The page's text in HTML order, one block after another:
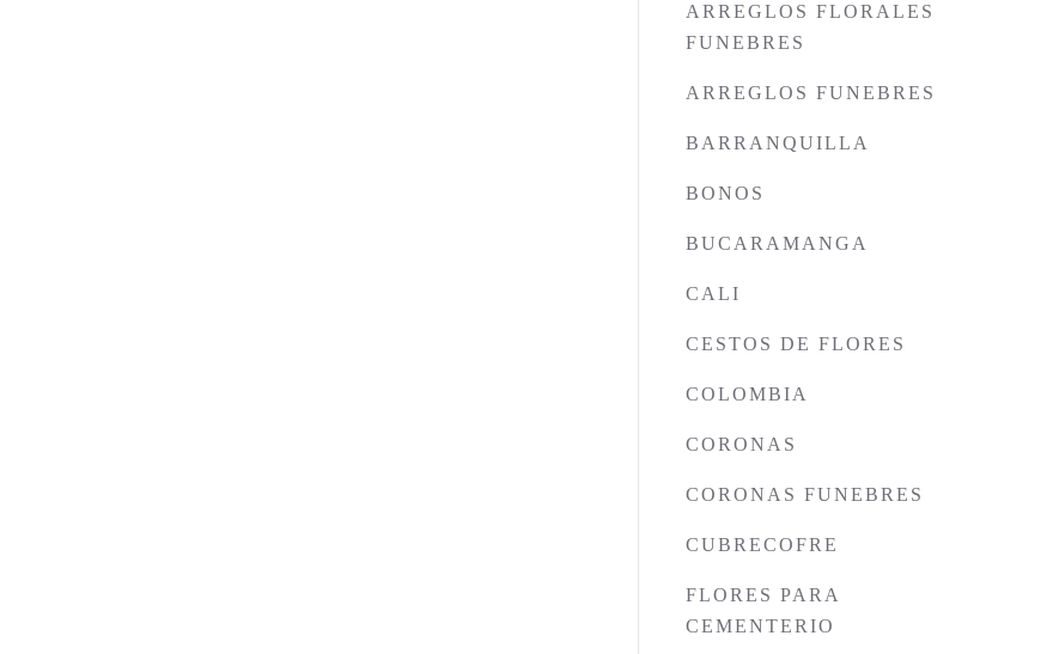
ARREGLOS FLORALES
FUNEBRES
ARREGLOS FUNEBRES
BARRANQUILLA
BONOS
BUCARAMANGA
CALI
CESTOS DE FLORES
COLOMBIA
CORONAS
CORONAS FUNEBRES
CUBRECOFRE
FLORES PARA
CEMENTERIO